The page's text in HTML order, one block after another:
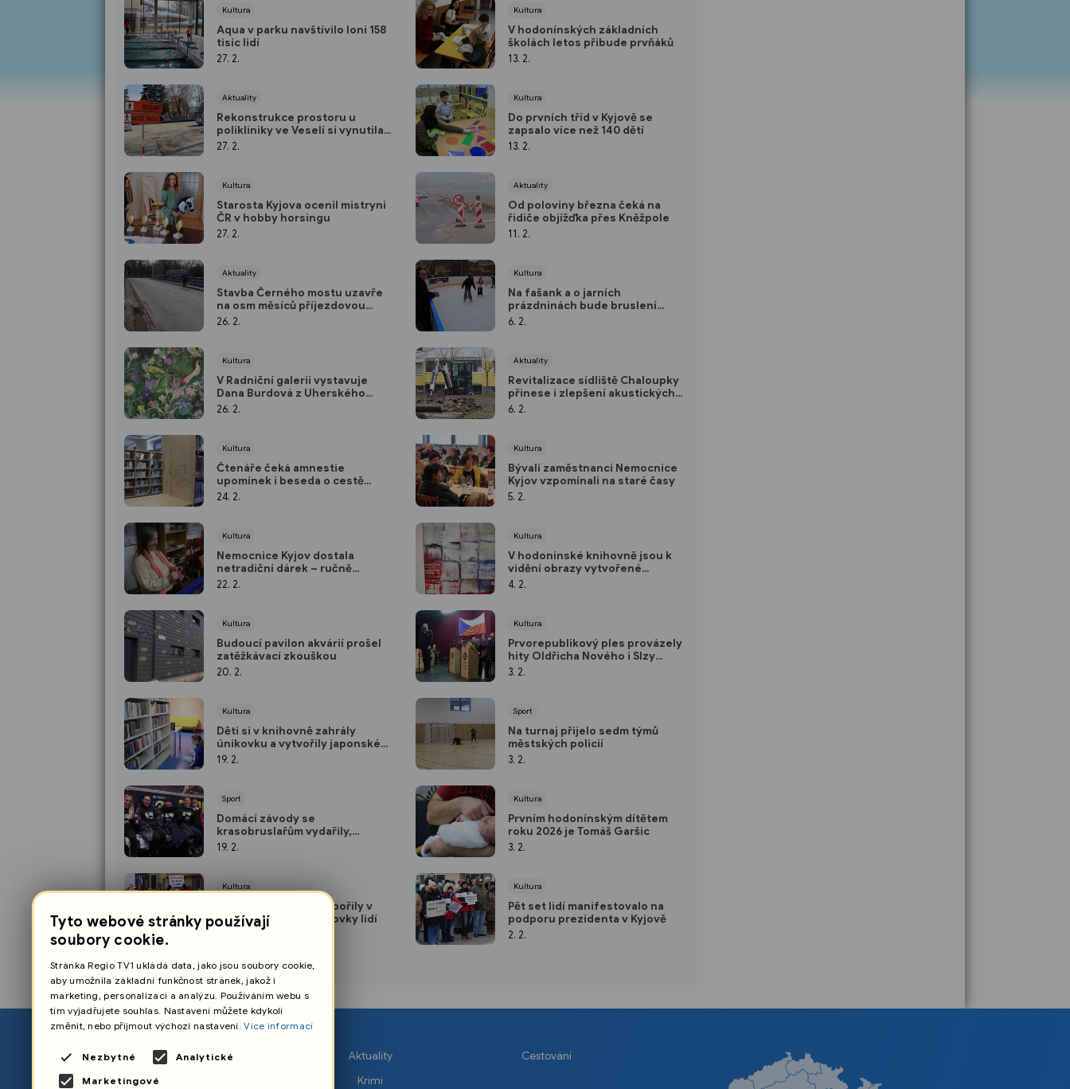
Kultura
Aqua v parku navštívilo loni 158
tisíc lidí
27. 2.
Aktuality
Rekonstrukce prostoru u
polikliniky ve Veselí si vynutila
nová dopravní opatření
27. 2.
Kultura
Starosta Kyjova ocenil mistryni
ČR v hobby horsingu
27. 2.
Aktuality
Stavba Černého mostu uzavře
na osm měsíců příjezdovou
cestu do Hodonína
26. 2.
Kultura
V Radniční galerii vystavuje
Dana Burdová z Uherského
Hradiště
26. 2.
Kultura
Čtenáře čeká amnestie
upomínek i beseda o cestě
velorexem do Japonska
24. 2.
Kultura
Nemocnice Kyjov dostala
netradiční dárek – ručně
pletené ponožky
22. 2.
Kultura
Budoucí pavilon akvárií prošel
zatěžkávací zkouškou
20. 2.
Kultura
Děti si v knihovně zahrály
únikovku a vytvořily japonské
divadélko
19. 2.
Sport
Domácí závody se
krasobruslařům vydařily,
posbírali několik medailí
19. 2.
Kultura
Prezidenta Pavla podpořily v
Uherském Hradišti stovky lidí
Kultura
V hodonínských základních
školách letos přibude prvňáků
13. 2.
Kultura
Do prvních tříd v Kyjově se
zapsalo více než 140 dětí
13. 2.
Aktuality
Od poloviny března čeká na
řidiče objížďka přes Kněžpole
11. 2.
Kultura
Na fašank a o jarních
prázdninách bude bruslení
zdarma
6. 2.
Aktuality
Revitalizace sídliště Chaloupky
přinese i zlepšení akustických
podmínek
6. 2.
Kultura
Bývalí zaměstnanci Nemocnice
Kyjov vzpomínali na staré časy
5. 2.
Kultura
V hodonínské knihovně jsou k
vidění obrazy vytvořené
technikou enkaustika
4. 2.
Kultura
Prvorepublikový ples provázely
hity Oldřicha Nového i Slzy
Adiny Mandlové
3. 2.
Sport
Na turnaj přijelo sedm týmů
městských policií
3. 2.
Kultura
Prvním hodonínským dítětem
roku 2026 je Tomáš Garšic
3. 2.
Kultura
Pět set lidí manifestovalo na
podporu prezidenta v Kyjově
2. 2.
O nás
Nastavení cookies
Aktuality
Krimi
Cestování
Tyto webové stránky používají
soubory cookie.
Stránka Regio TV1 ukládá data, jako jsou soubory cookie,
aby umožnila základní funkčnost stránek, jakož i
marketing, personalizaci a analýzu. Používáním webu s
tím vyjadřujete souhlas. Nastavení můžete kdykoli
změnit, nebo přijmout výchozí nastavení.Více informací
Nezbytné
Analytické
Marketingové